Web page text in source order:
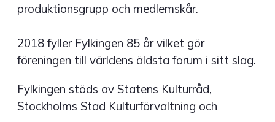
produktionsgrupp och medlemskår.
2018 fyller Fylkingen 85 år vilket gör
föreningen till världens äldsta forum i sitt slag.
Fylkingen stöds av Statens Kulturråd,
Stockholms Stad Kulturförvaltning och